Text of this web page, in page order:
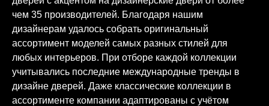
чем 35 производителей. Благодаря нашим
дизайнерам удалось собрать оригинальный
ассортимент моделей самых разных стилей для
любых интерьеров. При отборе каждой коллекции
учитывались последние международные тренды в
дизайне дверей. Даже классические коллекции в
ассортименте компании адаптированы с учётом